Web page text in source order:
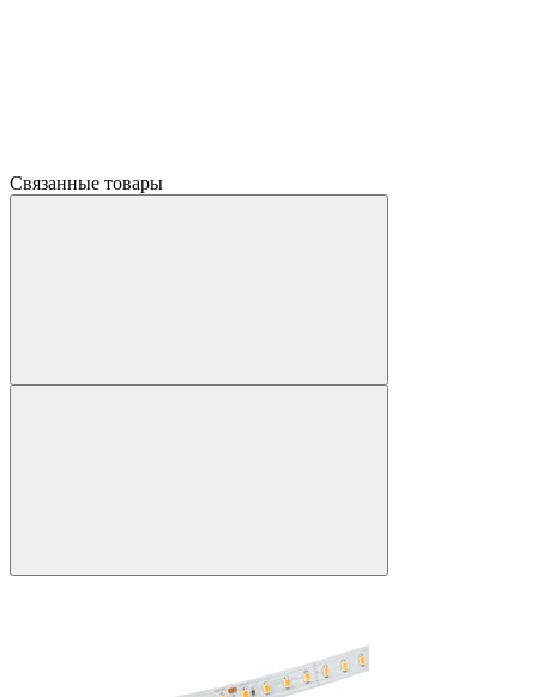
Связанные товары